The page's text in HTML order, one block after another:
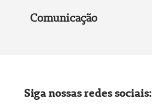
Comunicação
Siga nossas redes sociais: